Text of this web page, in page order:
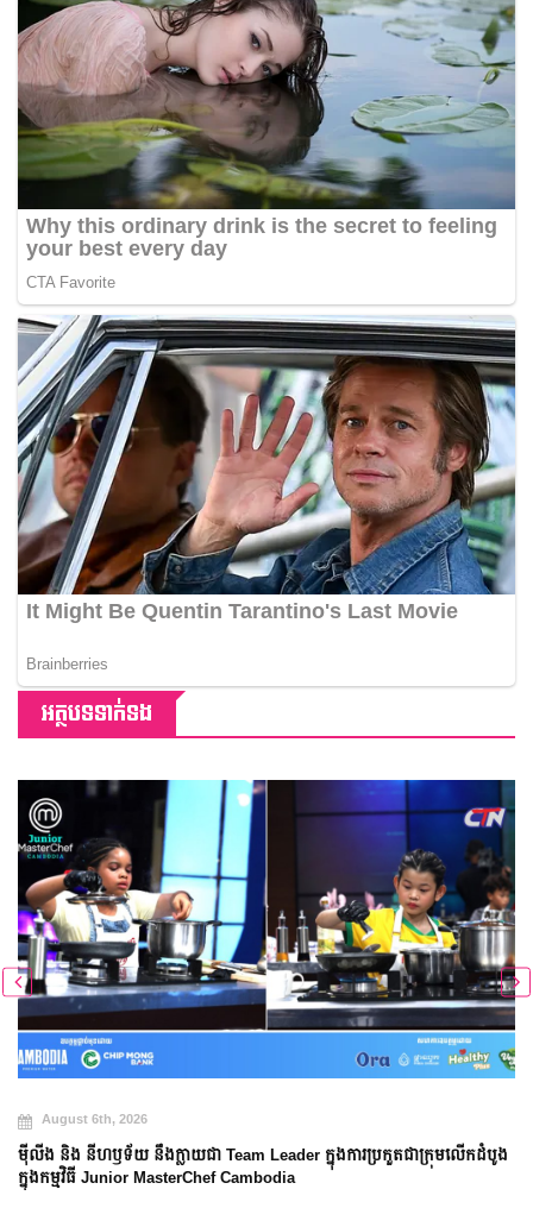
អត្ថបទទាក់ទង
August 6th, 2026
ម៉ីលីង និង នីហឫទ័យ នឹងក្លាយជា Team Leader ក្នុងការប្រកួតជាក្រុមលើកដំបូង
ក្នុងកម្មវិធី Junior MasterChef Cambodia